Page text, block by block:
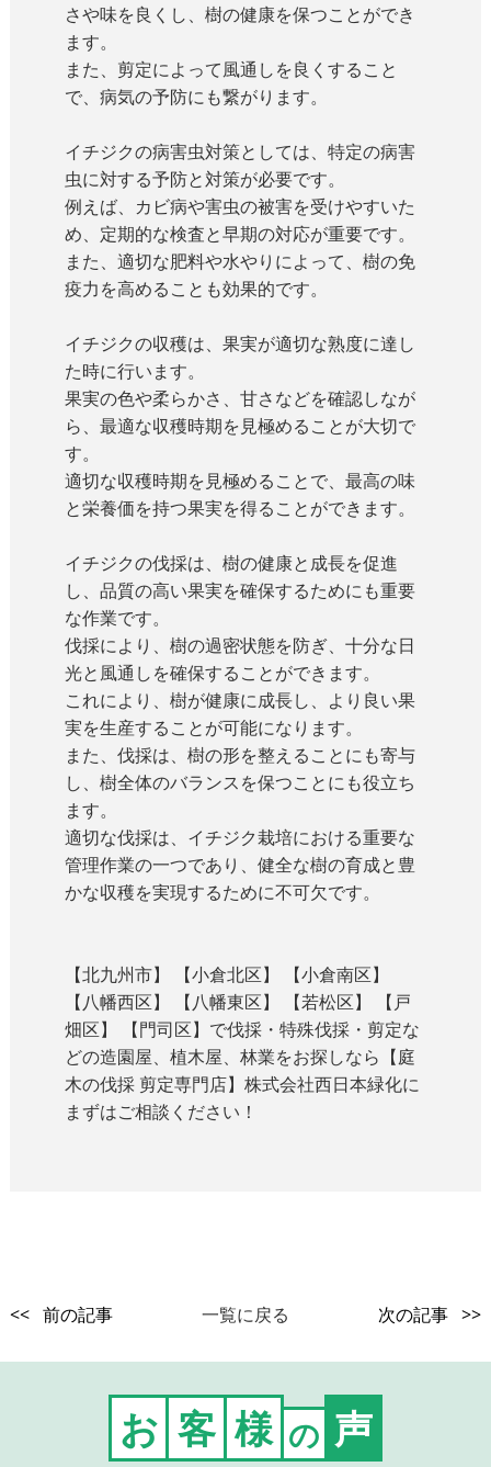
さや味を良くし、樹の健康を保つことができ
ます。
また、剪定によって風通しを良くすること
で、病気の予防にも繋がります。
イチジクの病害虫対策としては、特定の病害
虫に対する予防と対策が必要です。
例えば、カビ病や害虫の被害を受けやすいた
め、定期的な検査と早期の対応が重要です。
また、適切な肥料や水やりによって、樹の免
疫力を高めることも効果的です。
イチジクの収穫は、果実が適切な熟度に達し
た時に行います。
果実の色や柔らかさ、甘さなどを確認しなが
ら、最適な収穫時期を見極めることが大切で
す。
適切な収穫時期を見極めることで、最高の味
と栄養価を持つ果実を得ることができます。
イチジクの伐採は、樹の健康と成長を促進
し、品質の高い果実を確保するためにも重要
な作業です。
伐採により、樹の過密状態を防ぎ、十分な日
光と風通しを確保することができます。
これにより、樹が健康に成長し、より良い果
実を生産することが可能になります。
また、伐採は、樹の形を整えることにも寄与
し、樹全体のバランスを保つことにも役立ち
ます。
適切な伐採は、イチジク栽培における重要な
管理作業の一つであり、健全な樹の育成と豊
かな収穫を実現するために不可欠です。
【北九州市】 【小倉北区】 【小倉南区】
【八幡西区】 【八幡東区】 【若松区】 【戸
畑区】 【門司区】で伐採・特殊伐採・剪定な
どの造園屋、植木屋、林業をお探しなら【庭
木の伐採 剪定専門店】株式会社西日本緑化に
まずはご相談ください！
<< 前の記事 一覧に戻る 次の記事 >>
お 客 様 の 声